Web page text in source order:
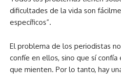
dificultades de la vida son
específicos”.
El problema de los periodistas
confíe en ellos, sino que sí
que mienten. Por lo tanto, hay